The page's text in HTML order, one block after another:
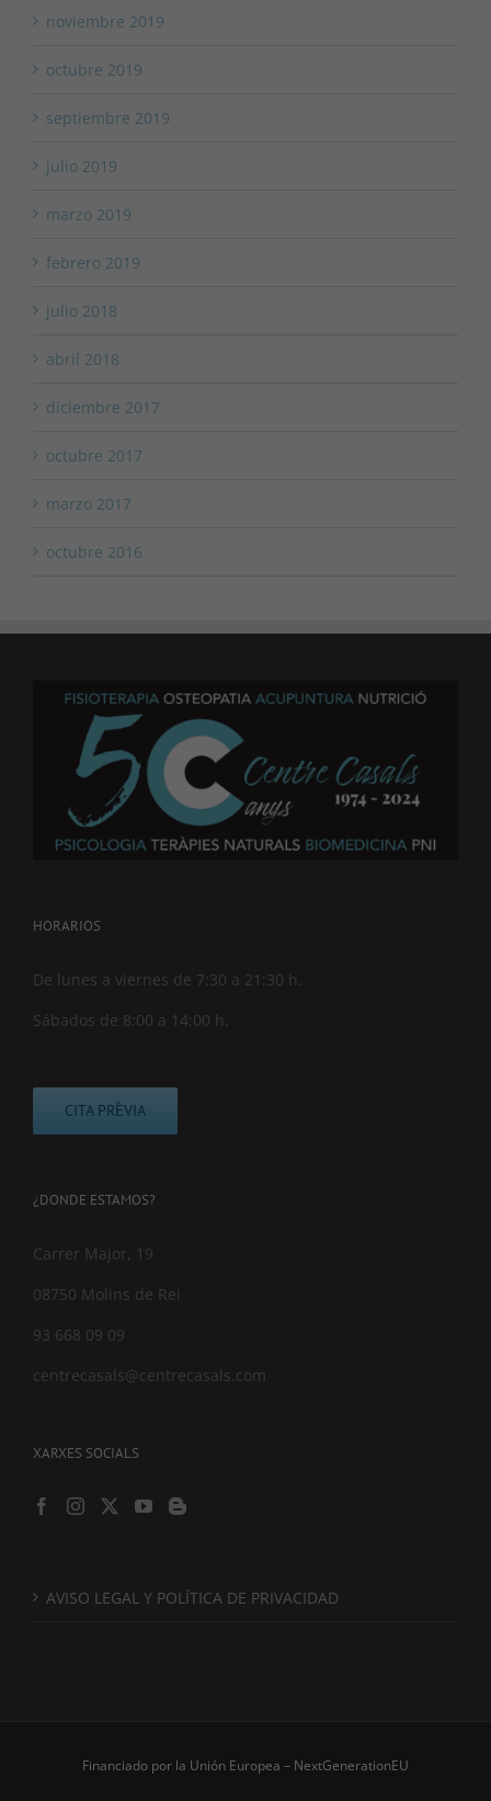
noviembre 2019
octubre 2019
septiembre 2019
julio 2019
marzo 2019
febrero 2019
julio 2018
abril 2018
diciembre 2017
octubre 2017
marzo 2017
octubre 2016
HORARIOS
De lunes a viernes de 7:30 a 21:30 h.
Sábados de 8:00 a 14:00 h.
CITA PRÈVIA
¿DONDE ESTAMOS?
Carrer Major, 19
08750 Molins de Rei
93 668 09 09
centrecasals@centrecasals.com
XARXES SOCIALS
AVISO LEGAL Y POLÍTICA DE PRIVACIDAD
Financiado por la Unión Europea – NextGenerationEU